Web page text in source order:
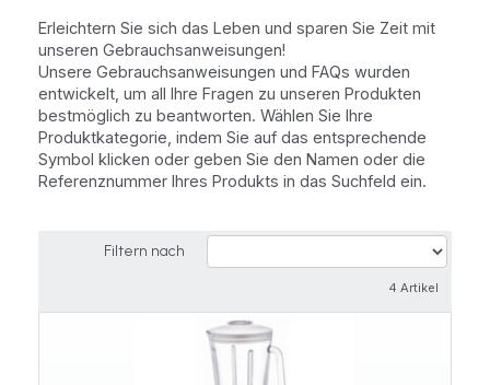
Erleichtern Sie sich das Leben und sparen Sie Zeit mit
unseren Gebrauchsanweisungen!
Unsere Gebrauchsanweisungen und FAQs wurden
entwickelt, um all Ihre Fragen zu unseren Produkten
bestmöglich zu beantworten. Wählen Sie Ihre
Produktkategorie, indem Sie auf das entsprechende
Symbol klicken oder geben Sie den Namen oder die
Referenznummer Ihres Produkts in das Suchfeld ein.
Filtern nach
4 Artikel